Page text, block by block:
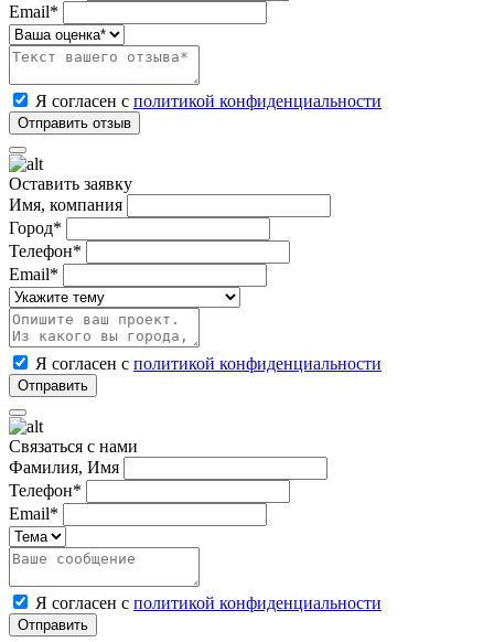
Email*
Я согласен с политикой конфиденциальности
Оставить заявку
Имя, компания
Город*
Телефон*
Email*
Я согласен с политикой конфиденциальности
Связаться с нами
Фамилия, Имя
Телефон*
Email*
Я согласен с политикой конфиденциальности